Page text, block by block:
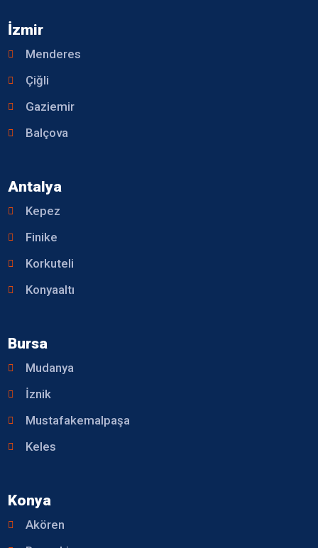
İzmir
Menderes
Çiğli
Gaziemir
Balçova
Antalya
Kepez
Finike
Korkuteli
Konyaaltı
Bursa
Mudanya
İznik
Mustafakemalpaşa
Keles
Konya
Akören